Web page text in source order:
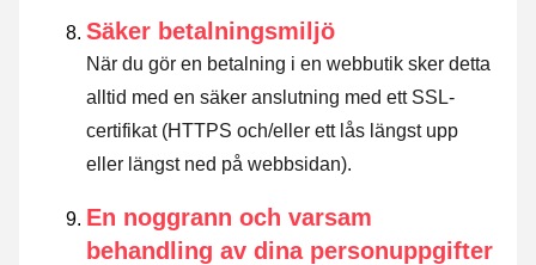
Säker betalningsmiljö
När du gör en betalning i en webbutik sker detta
alltid med en säker anslutning med ett SSL-
certifikat (HTTPS och/eller ett lås längst upp
eller längst ned på webbsidan).
En noggrann och varsam
behandling av dina personuppgifter